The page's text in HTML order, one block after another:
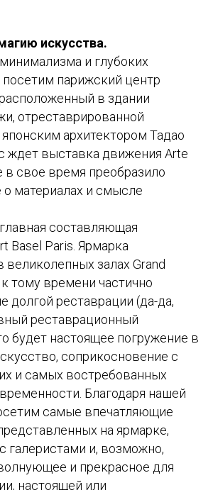
искусства.
и глубоких
парижский центр
в здании
отреставрированной
архитектором Тадао
ждет выставка движения Arte
в свое время преобразило
о материалах и смысле
составляющая
Basel Paris. Ярмарка
великолепных залах Grand
тому времени частично
долгой реставрации (да-да,
реставрационный
будет настоящее погружение в
соприкосновение с
и самых востребованных
Благодаря нашей
самые впечатляющие
на ярмарке,
галеристами и, возможно,
и прекрасное для
настоящей или